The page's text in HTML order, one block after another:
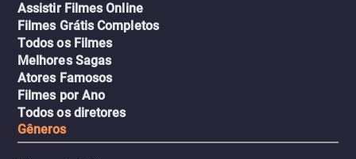
Assistir Filmes Online
Filmes Grátis Completos
Todos os Filmes
Melhores Sagas
Atores Famosos
Filmes por Ano
Todos os diretores
Gêneros